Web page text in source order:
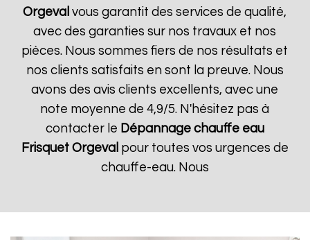
Orgeval vous garantit des services de qualité,
avec des garanties sur nos travaux et nos
pièces. Nous sommes fiers de nos résultats et
nos clients satisfaits en sont la preuve. Nous
avons des avis clients excellents, avec une
note moyenne de 4,9/5. N'hésitez pas à
contacter le Dépannage chauffe eau
Frisquet Orgeval pour toutes vos urgences de
chauffe-eau. Nous